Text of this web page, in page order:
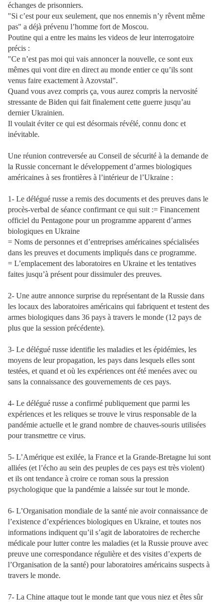
échanges de prisonniers.
"Si c’est pour eux seulement, que nos ennemis n’y rêvent même
pas" a déjà prévenu l’homme fort de Moscou.
Poutine qui a entre les mains les videos de leur interrogatoire
précis :
"Ce n’est pas moi qui vais annoncer la nouvelle, ce sont eux
mêmes qui vont dire en direct au monde entier ce qu’ils sont
venus faire exactement à Azovstal".
Quand vous avez compris ça, vous aurez compris la nervosité
stressante de Biden qui fait finalement cette guerre jusqu’au
dernier Ukrainien.
Il voulait éviter ce qui est désormais révélé, connu donc et
inévitable.
Une réunion contreversée au Conseil de sécurité à la demande de
la Russie concernant le développement d’armes biologiques
américaines à ses frontières à l’intérieur de l’Ukraine :
1- Le délégué russe a remis des documents et des preuves dans le
procès-verbal de séance confirmant ce qui suit := Financement
officiel du Pentagone pour un programme apparent d’armes
biologiques en Ukraine
= Noms de personnes et d’entreprises américaines spécialisées
dans les preuves et documents impliqués dans ce programme.
= L’emplacement des laboratoires en Ukraine et les tentatives
faites jusqu’à présent pour dissimuler des preuves.
2- Une autre annonce surprise du représentant de la Russie dans
les locaux des laboratoires américains qui fabriquent et testent des
armes biologiques dans 36 pays à travers le monde (12 pays de
plus que la session précédente).
3- Le délégué russe identifie les maladies et les épidémies, les
moyens de leur propagation, les pays dans lesquels elles sont
testées, et quand et où les expériences ont été menées avec ou
sans la connaissance des gouvernements de ces pays.
4- Le délégué russe a confirmé publiquement que parmi les
expériences et les reliques se trouve le virus responsable de la
pandémie actuelle et le grand nombre de chauves-souris utilisées
pour transmettre ce virus.
5- L’Amérique est exilée, la France et la Grande-Bretagne lui sont
alliées (et l’écho au sein des peuples de ces pays est très violent)
et ils ont tendance à croire ce roman sous la pression
psychologique que la pandémie a laissée sur tout le monde.
6- L’Organisation mondiale de la santé nie avoir connaissance de
l’existence d’expériences biologiques en Ukraine, et toutes nos
informations indiquent qu’il s’agit de laboratoires de recherche
médicale pour lutter contre les maladies (et la Russie prouve avec
preuve une correspondance régulière et des visites d’experts de
l’Organisation de la santé) pour laboratoires américains suspects à
travers le monde.
7- La Chine attaque tout le monde tant que vous niez et êtes sûr